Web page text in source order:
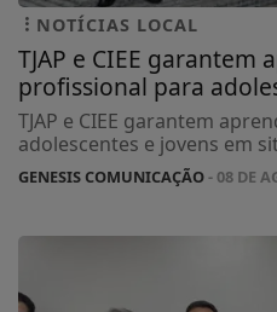
NOTÍCIAS LOCAL
TJAP e CIEE garantem
profissional para
TJAP e CIEE garantem
adolescentes e jovens em
GENESIS COMUNICAÇÃO- 08 DE